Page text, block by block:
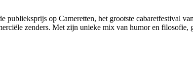
op Cameretten, het grootste cabaretfestival
zenders. Met zijn unieke mix van humor en